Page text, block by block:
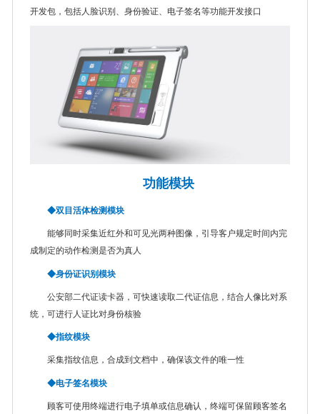
开发包，包括人脸识别、身份验证、电子签名等功能开发接口
功能模块
◆双目活体检测模块
能够同时采集近红外和可见光两种图像， 引导客户规定时间内完
成制定的动作检测是否为真人
◆身份证识别模块
公安部二代证读卡器，可快速读取二代证信息，结合人像比对系
统，可进行人证比对身份核验
◆指纹模块
采集指纹信息，合成到文档中，确保该文件的唯一性
◆电子签名模块
顾客可使用终端进行电子填单或信息确认，终端可保留顾客签名